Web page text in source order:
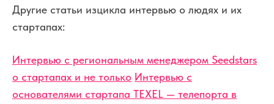
Другие статьи изцикла интервью о людях и их
стартапах:
Интервью с региональным менеджером Seedstars
о стартапах и не только Интервью с
основателями стартапа TEXEL — телепорта в